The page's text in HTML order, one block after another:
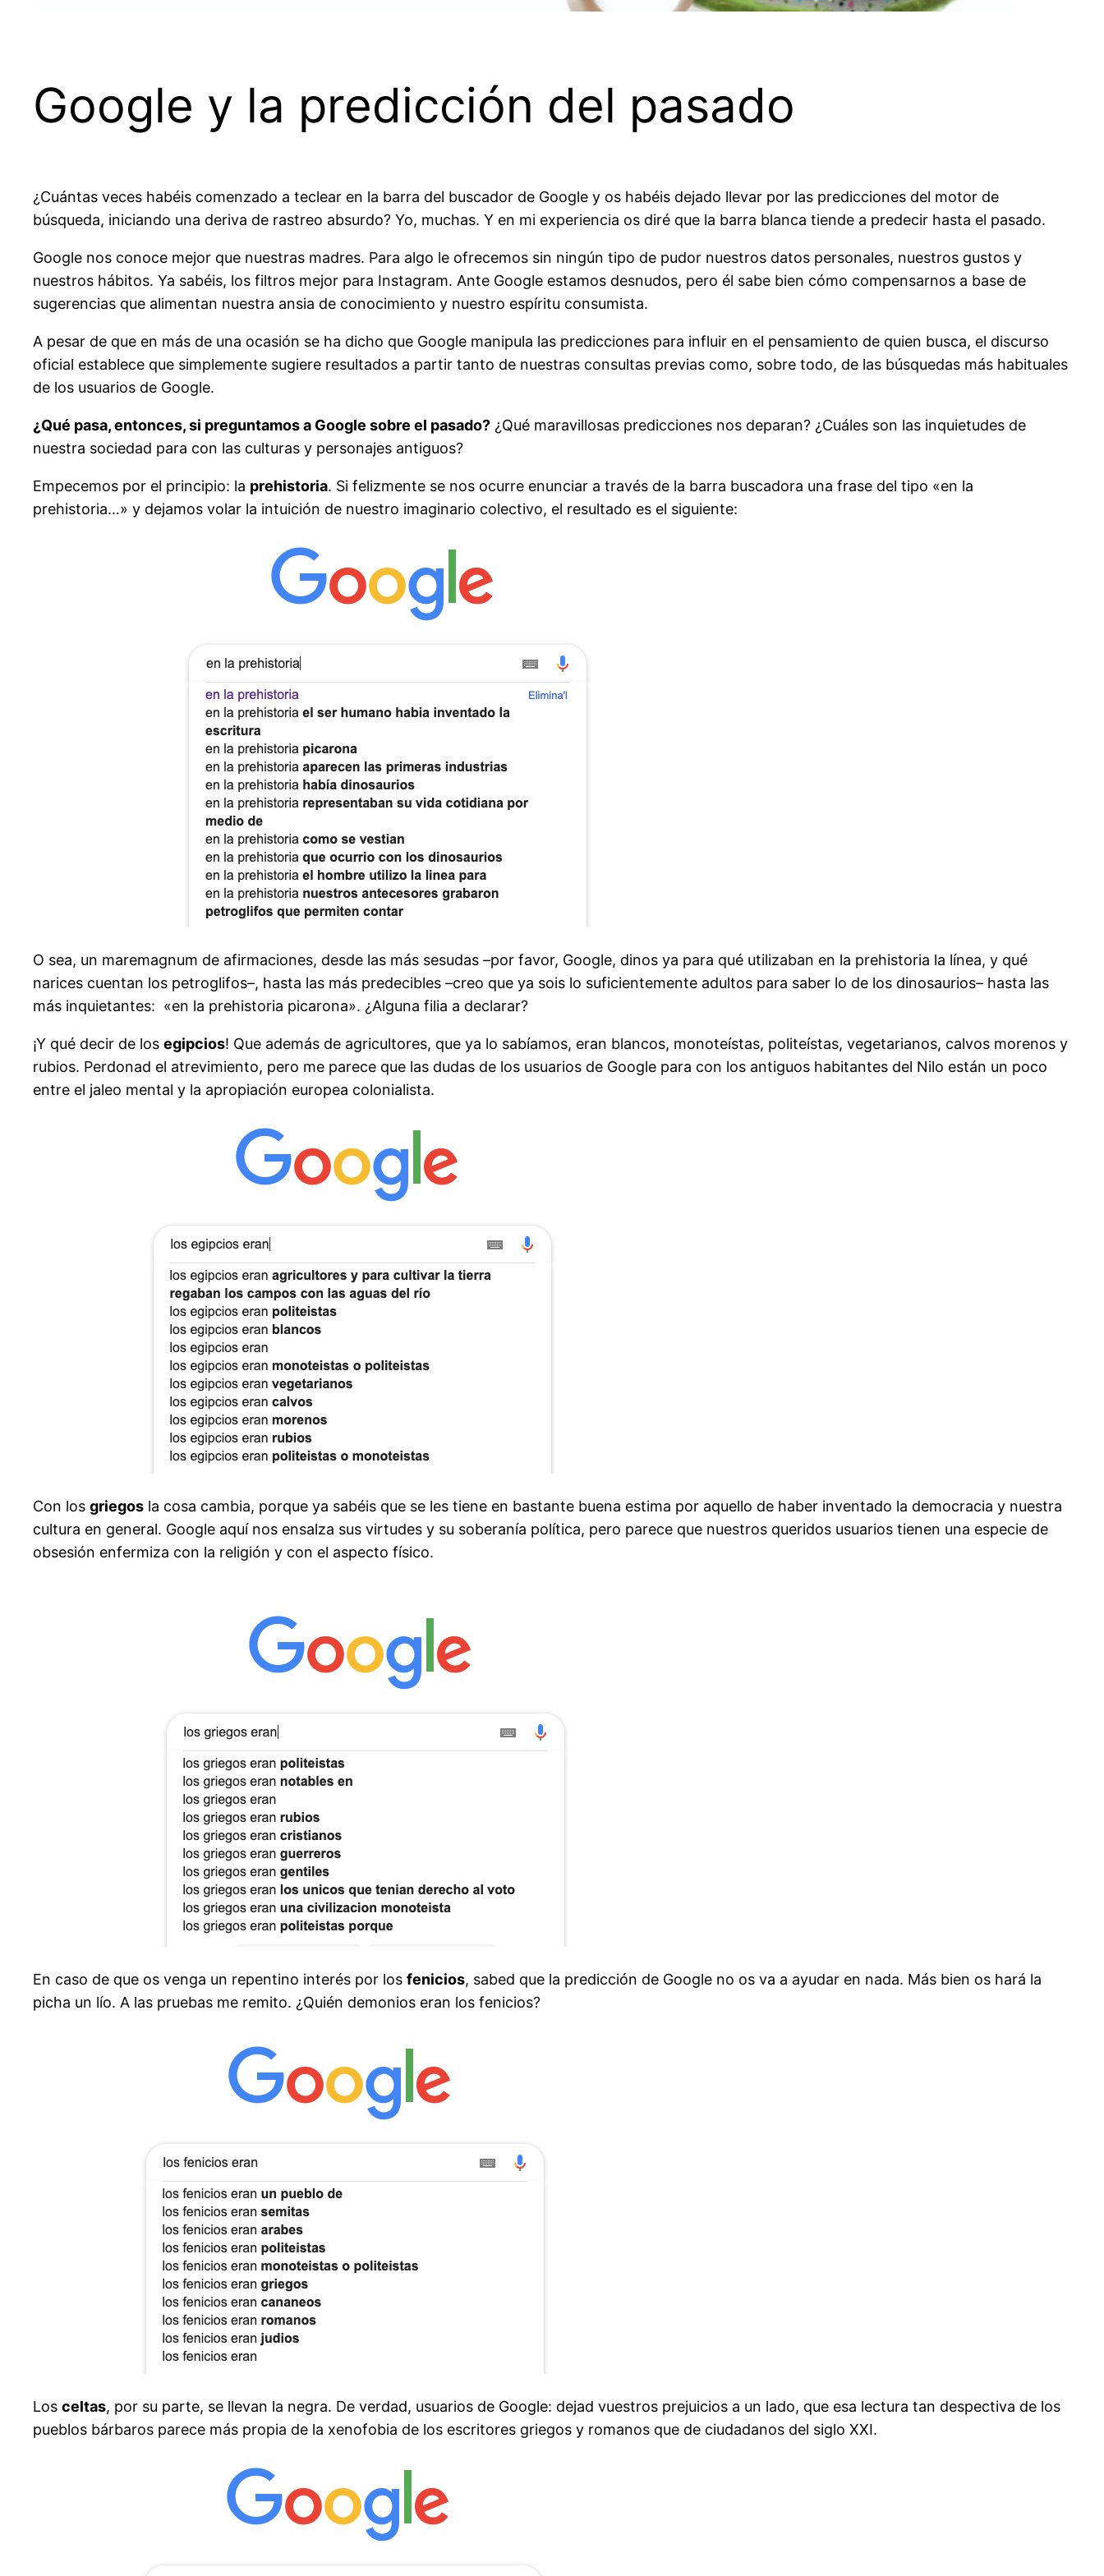
Google y la predicción del pasado
¿Cuántas veces habéis comenzado a teclear en la barra del buscador de Google y os habéis dejado llevar por las predicciones del motor de
búsqueda, iniciando una deriva de rastreo absurdo? Yo, muchas. Y en mi experiencia os diré que la barra blanca tiende a predecir hasta el pasado.
Google nos conoce mejor que nuestras madres. Para algo le ofrecemos sin ningún tipo de pudor nuestros datos personales, nuestros gustos y
nuestros hábitos. Ya sabéis, los filtros mejor para Instagram. Ante Google estamos desnudos, pero él sabe bien cómo compensarnos a base de
sugerencias que alimentan nuestra ansia de conocimiento y nuestro espíritu consumista.
A pesar de que en más de una ocasión se ha dicho que Google manipula las predicciones para influir en el pensamiento de quien busca, el discurso
oficial establece que simplemente sugiere resultados a partir tanto de nuestras consultas previas como, sobre todo, de las búsquedas más habituales
de los usuarios de Google.
¿Qué pasa, entonces, si preguntamos a Google sobre el pasado? ¿Qué maravillosas predicciones nos deparan? ¿Cuáles son las inquietudes de
nuestra sociedad para con las culturas y personajes antiguos?
Empecemos por el principio: la prehistoria. Si felizmente se nos ocurre enunciar a través de la barra buscadora una frase del tipo «en la
prehistoria…» y dejamos volar la intuición de nuestro imaginario colectivo, el resultado es el siguiente:
O sea, un maremagnum de afirmaciones, desde las más sesudas –por favor, Google, dinos ya para qué utilizaban en la prehistoria la línea, y qué
narices cuentan los petroglifos–, hasta las más predecibles –creo que ya sois lo suficientemente adultos para saber lo de los dinosaurios– hasta las
más inquietantes: «en la prehistoria picarona». ¿Alguna filia a declarar?
¡Y qué decir de los egipcios! Que además de agricultores, que ya lo sabíamos, eran blancos, monoteístas, politeístas, vegetarianos, calvos morenos y
rubios. Perdonad el atrevimiento, pero me parece que las dudas de los usuarios de Google para con los antiguos habitantes del Nilo están un poco
entre el jaleo mental y la apropiación europea colonialista.
Con los griegos la cosa cambia, porque ya sabéis que se les tiene en bastante buena estima por aquello de haber inventado la democracia y nuestra
cultura en general. Google aquí nos ensalza sus virtudes y su soberanía política, pero parece que nuestros queridos usuarios tienen una especie de
obsesión enfermiza con la religión y con el aspecto físico.
En caso de que os venga un repentino interés por los fenicios, sabed que la predicción de Google no os va a ayudar en nada. Más bien os hará la
picha un lío. A las pruebas me remito. ¿Quién demonios eran los fenicios?
Los celtas, por su parte, se llevan la negra. De verdad, usuarios de Google: dejad vuestros prejuicios a un lado, que esa lectura tan despectiva de los
pueblos bárbaros parece más propia de la xenofobia de los escritores griegos y romanos que de ciudadanos del siglo XXI.